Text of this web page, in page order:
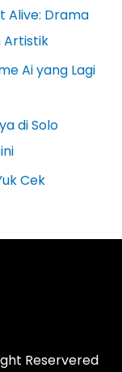
Alive: Drama
Artistik
Ai yang Lagi
di Solo
Cek
Reservered